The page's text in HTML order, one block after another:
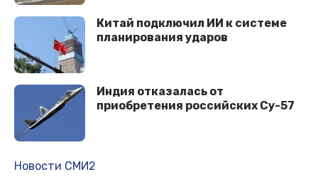
Китай подключил ИИ к системе
планирования ударов
Индия отказалась от
приобретения российских Су-57
Новости СМИ2